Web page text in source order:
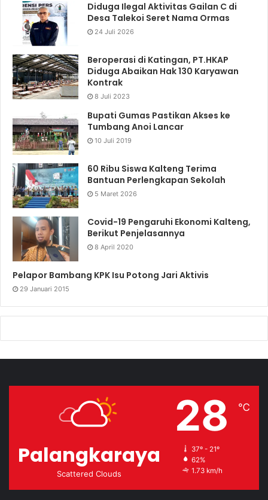
Diduga Ilegal Aktivitas Gailan C di
Desa Talekoi Seret Nama Ormas
24 Juli 2026
Beroperasi di Katingan, PT.HKAP
Diduga Abaikan Hak 130 Karyawan
Kontrak
8 Juli 2023
Bupati Gumas Pastikan Akses ke
Tumbang Anoi Lancar
10 Juli 2019
60 Ribu Siswa Kalteng Terima
Bantuan Perlengkapan Sekolah
5 Maret 2026
Covid-19 Pengaruhi Ekonomi Kalteng,
Berikut Penjelasannya
8 April 2020
Pelapor Bambang KPK Isu Potong Jari Aktivis
29 Januari 2015
Palangkaraya
Scattered Clouds
28 ℃
37º - 21º
62%
1.73 km/h